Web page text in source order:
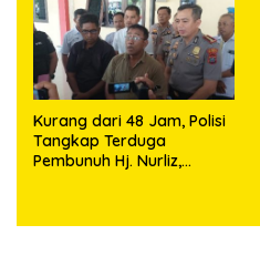
Kurang dari 48 Jam, Polisi
Tangkap Terduga
Pembunuh Hj. Nurliz,